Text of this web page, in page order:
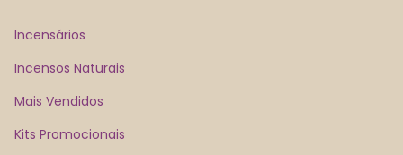
Incensários
Incensos Naturais
Mais Vendidos
Kits Promocionais